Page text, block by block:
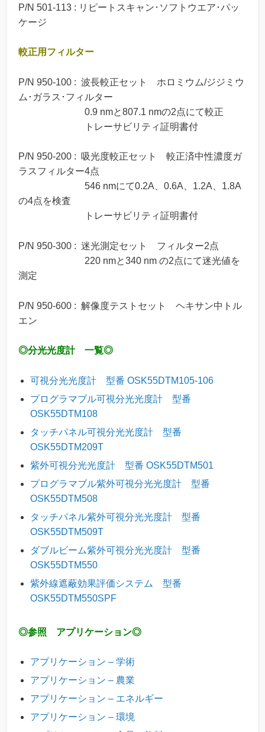
P/N 501-113 : リピートスキャン･ソフトウエア･パッ
ケージ
較正用フィルター
P/N 950-100 : 波長較正セット ホロミウム/ジジミウ
ム･ガラス･フィルター
0.9 nmと807.1 nmの2点にて較正
トレーサビリティ証明書付
P/N 950-200 : 吸光度較正セット 較正済中性濃度ガ
ラスフィルター4点
546 nmにて0.2A、0.6A、1.2A、1.8A
の4点を検査
トレーサビリティ証明書付
P/N 950-300 : 迷光測定セット フィルター2点
220 nmと340 nm の2点にて迷光値を
測定
P/N 950-600 : 解像度テストセット ヘキサン中トル
エン
◎分光光度計 一覧◎
可視分光光度計 型番 OSK55DTM105-106
プログラマブル可視分光光度計 型番
OSK55DTM108
タッチパネル可視分光光度計 型番
OSK55DTM209T
紫外可視分光光度計 型番 OSK55DTM501
プログラマブル紫外可視分光光度計 型番
OSK55DTM508
タッチパネル紫外可視分光光度計 型番
OSK55DTM509T
ダブルビーム紫外可視分光光度計 型番
OSK55DTM550
紫外線遮蔽効果評価システム 型番
OSK55DTM550SPF
◎参照 アプリケーション◎
アプリケーション – 学術
アプリケーション – 農業
アプリケーション – エネルギー
アプリケーション – 環境